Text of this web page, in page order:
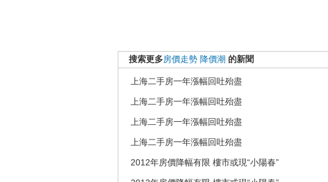
搜索更多房價走勢 降價潮 的新聞
上海二手房一年漲幅回吐殆盡
上海二手房一年漲幅回吐殆盡
上海二手房一年漲幅回吐殆盡
上海二手房一年漲幅回吐殆盡
2012年房價降幅有限 樓市或現“小陽春”